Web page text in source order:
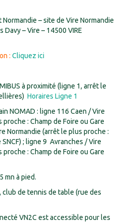
Normandie – site de Vire Normandie
– Vire – 14500 VIRE
: Cliquez ici
à proximité (ligne 1, arrêt le
Horaires Ligne 1
NOMAD : ligne 116 Caen / Vire
: Champ de Foire ou Gare
Normandie (arrêt le plus proche :
SNCF) ; ligne 9 Avranches / Vire
: Champ de Foire ou Gare
mn à pied.
club de tennis de table (rue des
VN2C est accessible pour les